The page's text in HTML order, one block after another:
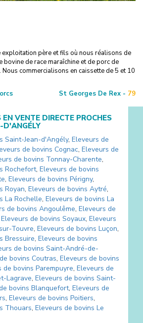
exploitation père et fils où nous réalisons de
bovine de race maraîchine et de porc de
commercialisons en caissette de 5 et 10
St Georges De Rex - 79
VENTE DIRECTE PROCHES
D'ANGÉLY
Saint-Jean-d'Angély, Eleveurs de
de bovins Cognac, Eleveurs de
de bovins Tonnay-Charente,
Rochefort, Eleveurs de bovins
, Eleveurs de bovins Périgny,
Royan, Eleveurs de bovins Aytré,
La Rochelle, Eleveurs de bovins La
de bovins Angoulême, Eleveurs de
Eleveurs de bovins Soyaux, Eleveurs
Touvre, Eleveurs de bovins Luçon,
Bressuire, Eleveurs de bovins
de bovins Saint-André-de-
bovins Coutras, Eleveurs de bovins
de bovins Parempuyre, Eleveurs de
Lagrave, Eleveurs de bovins Saint-
bovins Blanquefort, Eleveurs de
, Eleveurs de bovins Poitiers,
Thouars, Eleveurs de bovins Le